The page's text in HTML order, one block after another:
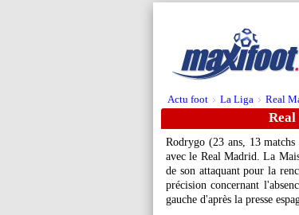
Actu foot > La Liga > Real
Rodrygo (23 ans, 13
avec le Real Madrid. La
de son attaquant pour la
précision concernant
gauche d'après la presse